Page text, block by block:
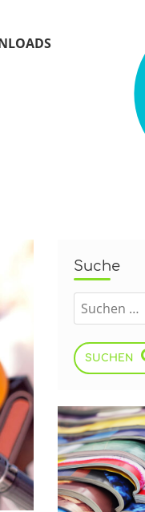
Suche
SUCHEN